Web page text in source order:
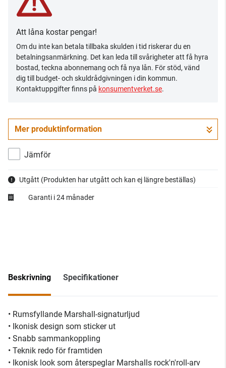
Att låna kostar pengar!
Om du inte kan betala tillbaka skulden i tid riskerar du en
betalningsanmärkning. Det kan leda till svårigheter att få hyra
bostad, teckna abonnemang och få nya lån. För stöd, vänd
dig till budget- och skuldrådgivningen i din kommun.
Kontaktuppgifter finns på konsumentverket.se.
Mer produktinformation
Jämför
Utgått (Produkten har utgått och kan ej längre beställas)
Garanti i 24 månader
Beskrivning Specifikationer
• Rumsfyllande Marshall-signaturljud
• Ikonisk design som sticker ut
• Snabb sammankoppling
• Teknik redo för framtiden
• Ikonisk look som återspeglar Marshalls rock'n'roll-arv